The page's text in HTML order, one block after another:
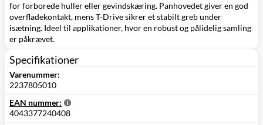
for forborede huller eller gevindskæring. Panhovedet giver en god
overfladekontakt, mens T-Drive sikrer et stabilt greb under
isætning. Ideel til applikationer, hvor en robust og pålidelig samling
er påkrævet.
Specifikationer
Varenummer:
2237805010
EAN nummer:
4043377240408